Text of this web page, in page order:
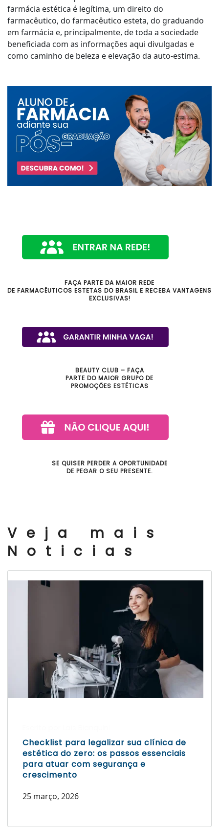
farmácia estética é legítima, um direito do
farmacêutico, do farmacêutico esteta, do graduando
em farmácia e, principalmente, de toda a sociedade
beneficiada com as informações aqui divulgadas e
como caminho de beleza e elevação da auto-estima.
FAÇA PARTE DA MAIOR REDE
DE FARMACÊUTICOS ESTETAS DO BRASIL E RECEBA VANTAGENS
EXCLUSIVAS!
BEAUTY CLUB – FAÇA
PARTE DO MAIOR GRUPO DE
PROMOÇÕES ESTÉTICAS
SE QUISER PERDER A OPORTUNIDADE
DE PEGAR O SEU PRESENTE.
Veja mais
Noticias
Checklist para legalizar sua clínica de
estética do zero: os passos essenciais
para atuar com segurança e
crescimento
25 março, 2026